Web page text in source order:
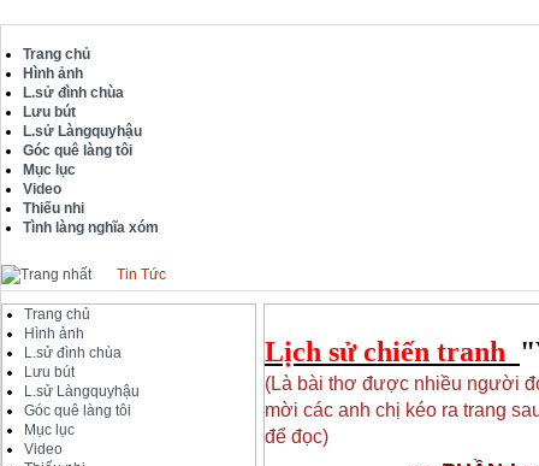
Trang chủ
Hình ảnh
L.sử đình chùa
Lưu bút
L.sử Làngquyhậu
Góc quê làng tôi
Mục lục
Video
Thiếu nhi
Tình làng nghĩa xóm
Tin Tức
Trang chủ
Hình ảnh
L.sử đình chùa
Lưu bút
L.sử Làngquyhậu
Góc quê làng tôi
Mục lục
Video
Lịch sử chiến tranh
(Là bài thơ được nhiều người
mời các anh chị kéo ra trang
để đọc)